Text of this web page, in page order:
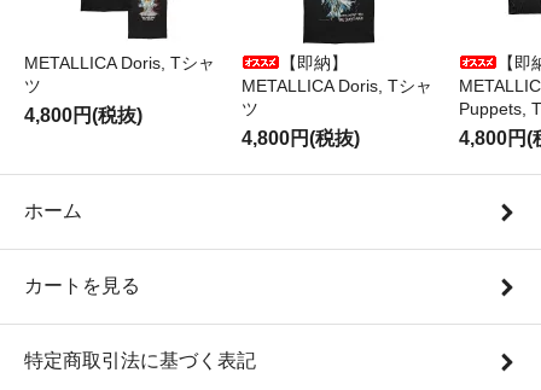
METALLICA Doris, Tシャ
ツ
4,800円(税抜)
【即納】
METALLICA Doris, Tシャ
ツ
4,800円(税抜)
【即
Puppets,
4,800円(
ホーム
カートを見る
特定商取引法に基づく表記